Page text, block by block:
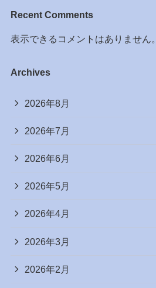
Recent Comments
表示できるコメントはありません。
Archives
2026年8月
2026年7月
2026年6月
2026年5月
2026年4月
2026年3月
2026年2月